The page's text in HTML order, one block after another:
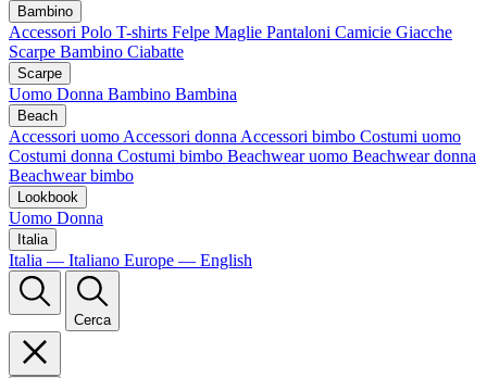
Bambino
Accessori Polo T-shirts Felpe Maglie Pantaloni Camicie Giacche
Scarpe Bambino Ciabatte
Scarpe
Uomo Donna Bambino Bambina
Beach
Accessori uomo Accessori donna Accessori bimbo Costumi uomo
Costumi donna Costumi bimbo Beachwear uomo Beachwear donna
Beachwear bimbo
Lookbook
Uomo Donna
Italia
Italia — Italiano Europe — English
Cerca